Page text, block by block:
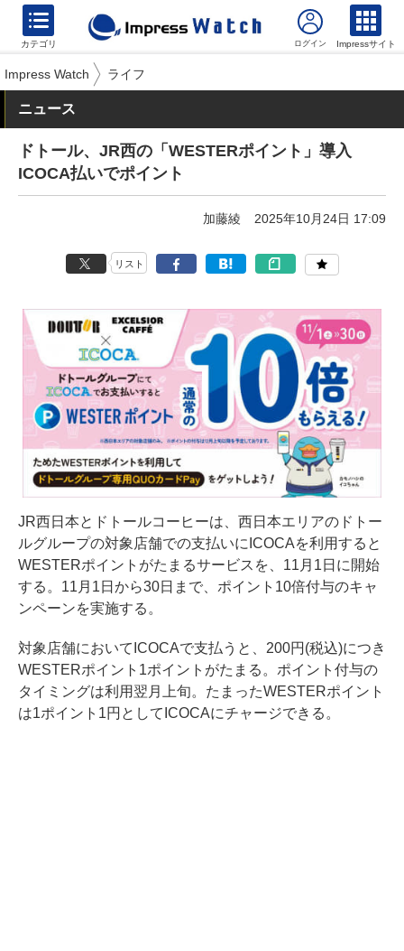
カテゴリ Impressサイト
Impress Watch ライフ
ニュース
ドトール、JR西の「WESTERポイント」導入
ICOCA払いでポイント
加藤綾 2025年10月24日 17:09
リスト
JR西日本とドトールコーヒーは、西日本エリアのドトー
ルグループの対象店舗での支払いにICOCAを利用すると
WESTERポイントがたまるサービスを、11月1日に開始
する。11月1日から30日まで、ポイント10倍付与のキャ
ンペーンを実施する。
対象店舗においてICOCAで支払うと、200円(税込)につき
WESTERポイント1ポイントがたまる。ポイント付与の
タイミングは利用翌月上旬。たまったWESTERポイント
は1ポイント1円としてICOCAにチャージできる。